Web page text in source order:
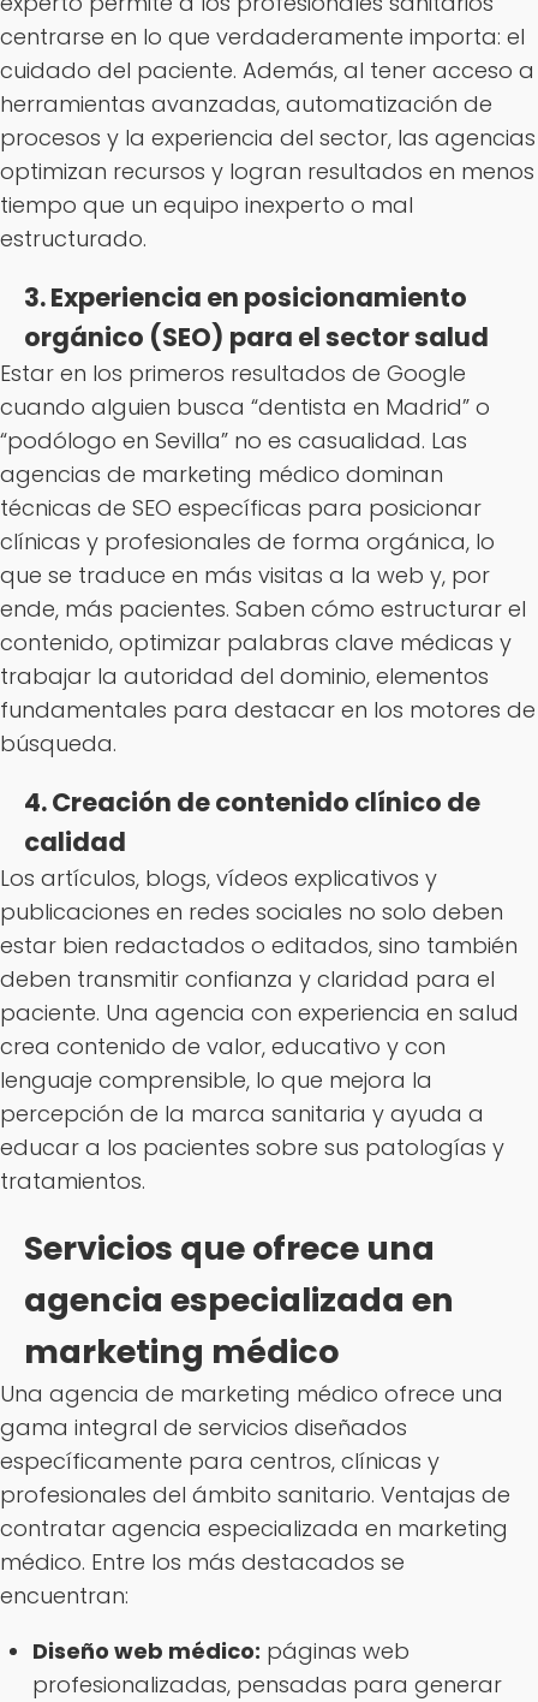
centrarse en lo que verdaderamente importa: el
cuidado del paciente. Además, al tener acceso a
herramientas avanzadas, automatización de
procesos y la experiencia del sector, las agencias
optimizan recursos y logran resultados en menos
tiempo que un equipo inexperto o mal
estructurado.
3. Experiencia en posicionamiento
orgánico (SEO) para el sector salud
Estar en los primeros resultados de Google
cuando alguien busca “dentista en Madrid” o
“podólogo en Sevilla” no es casualidad. Las
agencias de marketing médico dominan
técnicas de SEO específicas para posicionar
clínicas y profesionales de forma orgánica, lo
que se traduce en más visitas a la web y, por
ende, más pacientes. Saben cómo estructurar el
contenido, optimizar palabras clave médicas y
trabajar la autoridad del dominio, elementos
fundamentales para destacar en los motores de
búsqueda.
4. Creación de contenido clínico de
calidad
Los artículos, blogs, vídeos explicativos y
publicaciones en redes sociales no solo deben
estar bien redactados o editados, sino también
deben transmitir confianza y claridad para el
paciente. Una agencia con experiencia en salud
crea contenido de valor, educativo y con
lenguaje comprensible, lo que mejora la
percepción de la marca sanitaria y ayuda a
educar a los pacientes sobre sus patologías y
tratamientos.
Servicios que ofrece una
agencia especializada en
marketing médico
Una agencia de marketing médico ofrece una
gama integral de servicios diseñados
específicamente para centros, clínicas y
profesionales del ámbito sanitario. Ventajas de
contratar agencia especializada en marketing
médico. Entre los más destacados se
encuentran:
Diseño web médico: páginas web
profesionalizadas, pensadas para generar